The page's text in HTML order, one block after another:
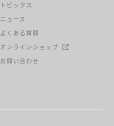
トピックス
ニュース
よくある質問
オンラインショップ
お問い合わせ